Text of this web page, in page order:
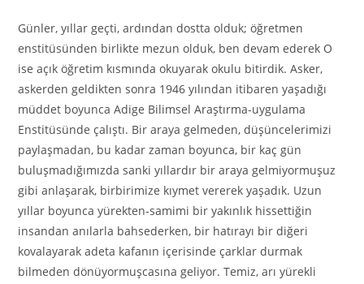
Günler, yıllar geçti, ardından dostta olduk; öğretmen
enstitüsünden birlikte mezun olduk, ben devam ederek O
ise açık öğretim kısmında okuyarak okulu bitirdik. Asker,
askerden geldikten sonra 1946 yılından itibaren yaşadığı
müddet boyunca Adige Bilimsel Araştırma-uygulama
Enstitüsünde çalıştı. Bir araya gelmeden, düşüncelerimizi
paylaşmadan, bu kadar zaman boyunca, bir kaç gün
buluşmadığımızda sanki yıllardır bir araya gelmiyormuşuz
gibi anlaşarak, birbirimize kıymet vererek yaşadık. Uzun
yıllar boyunca yürekten-samimi bir yakınlık hissettiğin
insandan anılarla bahsederken, bir hatırayı bir diğeri
kovalayarak adeta kafanın içerisinde çarklar durmak
bilmeden dönüyormuşcasına geliyor. Temiz, arı yürekli